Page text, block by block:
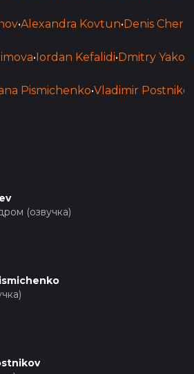
•Alexandra Kovtun• Denis
• Iordan Kefalidi• Dmitry
Pismichenko•Vladimir
(озвучка)